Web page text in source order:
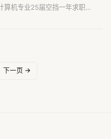
机专业25届空挡一年求职者
表、技术二面反转字符串与统
下一页 →